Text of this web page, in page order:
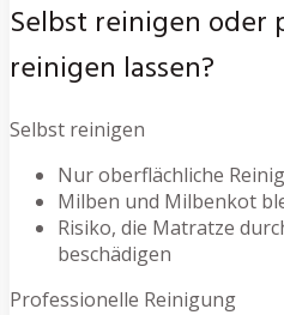
Selbst reinigen oder
reinigen lassen?
Selbst reinigen
Nur oberflächliche
Milben und Milbenkot
Risiko, die Matratze
beschädigen
Professionelle Reinigung